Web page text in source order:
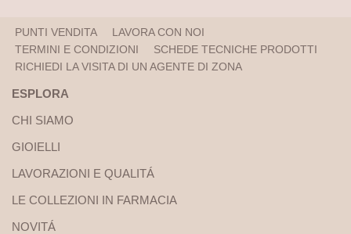
PUNTI VENDITA
LAVORA CON NOI
TERMINI E CONDIZIONI
SCHEDE TECNICHE PRODOTTI
RICHIEDI LA VISITA DI UN AGENTE DI ZONA
ESPLORA
CHI SIAMO
GIOIELLI
LAVORAZIONI E QUALITÁ
LE COLLEZIONI IN FARMACIA
NOVITÁ